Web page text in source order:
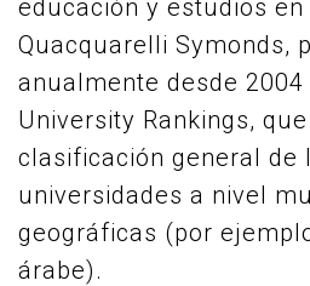
educación y estudios
Quacquarelli Symonds,
anualmente desde 2004
University Rankings,
clasificación general de
universidades a nivel
geográficas (por
árabe).